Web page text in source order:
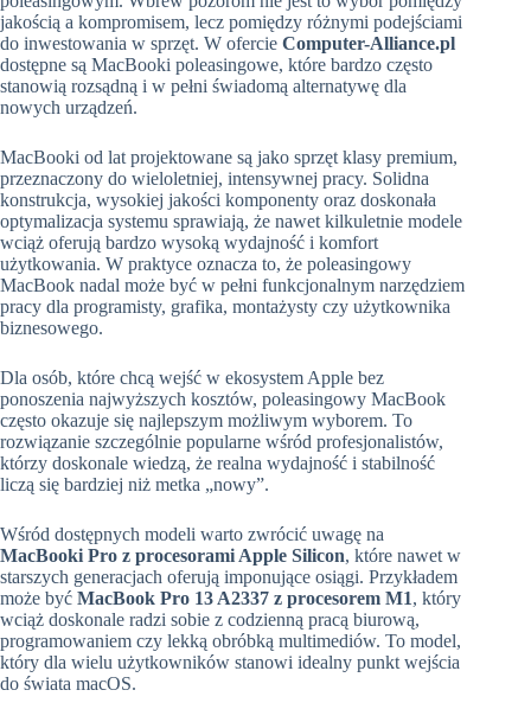
jakością a kompromisem, lecz pomiędzy różnymi podejściami
do inwestowania w sprzęt. W ofercie Computer-Alliance.pl
dostępne są MacBooki poleasingowe, które bardzo często
stanowią rozsądną i w pełni świadomą alternatywę dla
nowych urządzeń.
MacBooki od lat projektowane są jako sprzęt klasy premium,
przeznaczony do wieloletniej, intensywnej pracy. Solidna
konstrukcja, wysokiej jakości komponenty oraz doskonała
optymalizacja systemu sprawiają, że nawet kilkuletnie modele
wciąż oferują bardzo wysoką wydajność i komfort
użytkowania. W praktyce oznacza to, że poleasingowy
MacBook nadal może być w pełni funkcjonalnym narzędziem
pracy dla programisty, grafika, montażysty czy użytkownika
biznesowego.
Dla osób, które chcą wejść w ekosystem Apple bez
ponoszenia najwyższych kosztów, poleasingowy MacBook
często okazuje się najlepszym możliwym wyborem. To
rozwiązanie szczególnie popularne wśród profesjonalistów,
którzy doskonale wiedzą, że realna wydajność i stabilność
liczą się bardziej niż metka „nowy”.
Wśród dostępnych modeli warto zwrócić uwagę na
MacBooki Pro z procesorami Apple Silicon, które nawet w
starszych generacjach oferują imponujące osiągi. Przykładem
może być MacBook Pro 13 A2337 z procesorem M1, który
wciąż doskonale radzi sobie z codzienną pracą biurową,
programowaniem czy lekką obróbką multimediów. To model,
który dla wielu użytkowników stanowi idealny punkt wejścia
do świata macOS.